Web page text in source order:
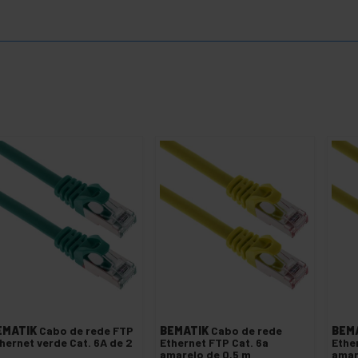
Cabo de rede FTP
verde Cat. 6A de 2
BEMATIK Cabo de rede
Ethernet FTP Cat. 6a
amarelo de 0,5 m